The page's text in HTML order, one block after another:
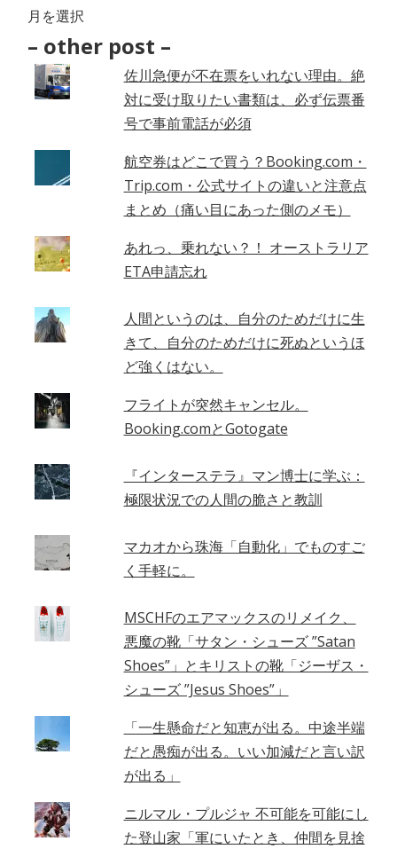
–
Archives
– other post –
佐川急便が不在票をいれない理由。絶
対に受け取りたい書類は、必ず伝票番
号で事前電話が必須
航空券はどこで買う？Booking.com・
Trip.com・公式サイトの違いと注意点
まとめ（痛い目にあった側のメモ）
あれっ、乗れない？！ オーストラリア
ETA申請忘れ
人間というのは、自分のためだけに生
きて、自分のためだけに死ぬというほ
ど強くはない。
フライトが突然キャンセル。
Booking.comとGotogate
『インターステラ』マン博士に学ぶ：
極限状況での人間の脆さと教訓
マカオから珠海「自動化」でものすご
く手軽に。
MSCHFのエアマックスのリメイク、
悪魔の靴「サタン・シューズ ”Satan
Shoes”」とキリストの靴「ジーザス・
シューズ ”Jesus Shoes”」
「一生懸命だと知恵が出る。中途半端
だと愚痴が出る。いい加減だと言い訳
が出る」
ニルマル・プルジャ 不可能を可能にし
た登山家「軍にいたとき、仲間を見捨